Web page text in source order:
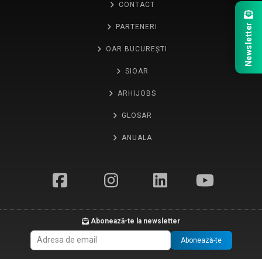
CONTACT
PARTENERI
OAR BUCUREȘTI
SIOAR
ARHIJOBS
GLOSAR
ANUALA
Abonează-te la newsletter
Abonează-te
Newsletter